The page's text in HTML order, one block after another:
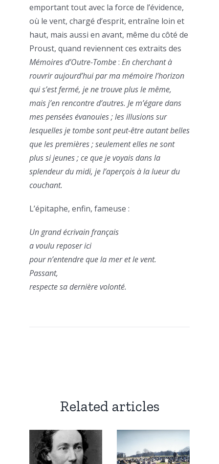
emportant tout avec la force de l’évidence,
où le vent, chargé d’esprit, entraîne loin et
haut, mais aussi en avant, même du côté de
Proust, quand reviennent ces extraits des
Mémoires d’Outre-Tombe: En cherchant à
rouvrir aujourd’hui par ma mémoire l’horizon
qui s’est fermé, je ne trouve plus le même,
mais j’en rencontre d’autres. Je m’égare dans
mes pensées évanouies ; les illusions sur
lesquelles je tombe sont peut-être autant belles
que les premières ; seulement elles ne sont
plus si jeunes ; ce que je voyais dans la
splendeur du midi, je l’aperçois à la lueur du
couchant.
L’épitaphe, enfin, fameuse :
Un grand écrivain français
a voulu reposer ici
pour n’entendre que la mer et le vent.
Passant,
respecte sa dernière volonté.
Related articles